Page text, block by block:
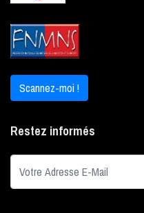
Scannez-moi !
Restez informés